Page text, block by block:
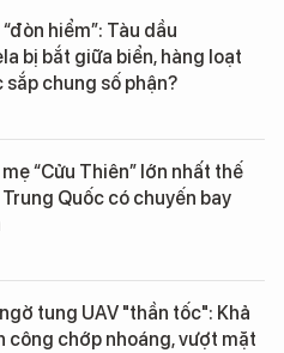
hiểm”: Tàu dầu
bị bắt giữa biển, hàng loạt
sắp chung số phận?
“Cửu Thiên” lớn nhất thế
Quốc có chuyến bay
tung UAV "thần tốc": Khả
công chớp nhoáng, vượt mặt